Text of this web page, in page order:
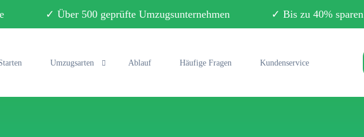
✓ Über 500 geprüfte Umzugsunternehmen ✓ Bis zu 40% sparen
Umzugsarten Ablauf Häufige Fragen Kundenservice